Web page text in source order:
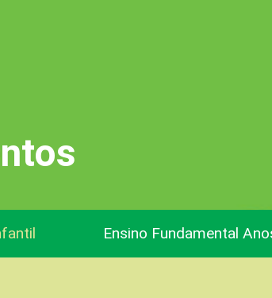
Ensino Fundamental